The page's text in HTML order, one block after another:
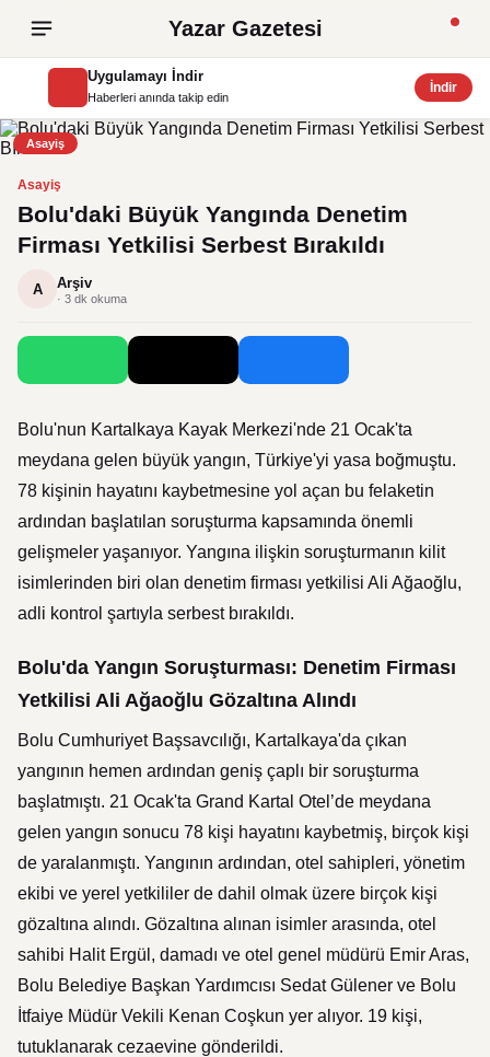
Yazar Gazetesi
Uygulamayı İndir
Haberleri anında takip edin
İndir
Asayiş
Asayiş
Bolu'daki Büyük Yangında Denetim
Firması Yetkilisi Serbest Bırakıldı
A Arşiv
· 3 dk okuma
Bolu'nun Kartalkaya Kayak Merkezi'nde 21 Ocak'ta
meydana gelen büyük yangın, Türkiye'yi yasa boğmuştu.
78 kişinin hayatını kaybetmesine yol açan bu felaketin
ardından başlatılan soruşturma kapsamında önemli
gelişmeler yaşanıyor. Yangına ilişkin soruşturmanın kilit
isimlerinden biri olan denetim firması yetkilisi Ali Ağaoğlu,
adli kontrol şartıyla serbest bırakıldı.
Bolu'da Yangın Soruşturması: Denetim Firması
Yetkilisi Ali Ağaoğlu Gözaltına Alındı
Bolu Cumhuriyet Başsavcılığı, Kartalkaya'da çıkan
yangının hemen ardından geniş çaplı bir soruşturma
başlatmıştı. 21 Ocak'ta Grand Kartal Otel’de meydana
gelen yangın sonucu 78 kişi hayatını kaybetmiş, birçok kişi
de yaralanmıştı. Yangının ardından, otel sahipleri, yönetim
ekibi ve yerel yetkililer de dahil olmak üzere birçok kişi
gözaltına alındı. Gözaltına alınan isimler arasında, otel
sahibi Halit Ergül, damadı ve otel genel müdürü Emir Aras,
Bolu Belediye Başkan Yardımcısı Sedat Gülener ve Bolu
İtfaiye Müdür Vekili Kenan Coşkun yer alıyor. 19 kişi,
tutuklanarak cezaevine gönderildi.